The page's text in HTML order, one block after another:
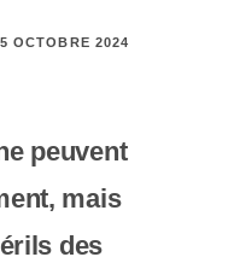
OCTOBRE 2024
peuvent
mais
des